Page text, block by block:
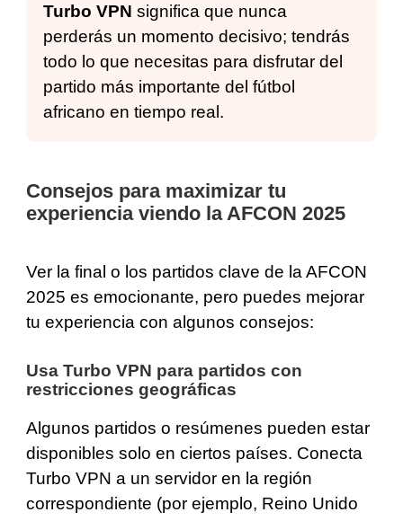
Turbo VPN significa que nunca
perderás un momento decisivo; tendrás
todo lo que necesitas para disfrutar del
partido más importante del fútbol
africano en tiempo real.
Consejos para maximizar tu
experiencia viendo la AFCON 2025
Ver la final o los partidos clave de la AFCON
2025 es emocionante, pero puedes mejorar
tu experiencia con algunos consejos:
Usa Turbo VPN para partidos con
restricciones geográficas
Algunos partidos o resúmenes pueden estar
disponibles solo en ciertos países. Conecta
Turbo VPN a un servidor en la región
correspondiente (por ejemplo, Reino Unido